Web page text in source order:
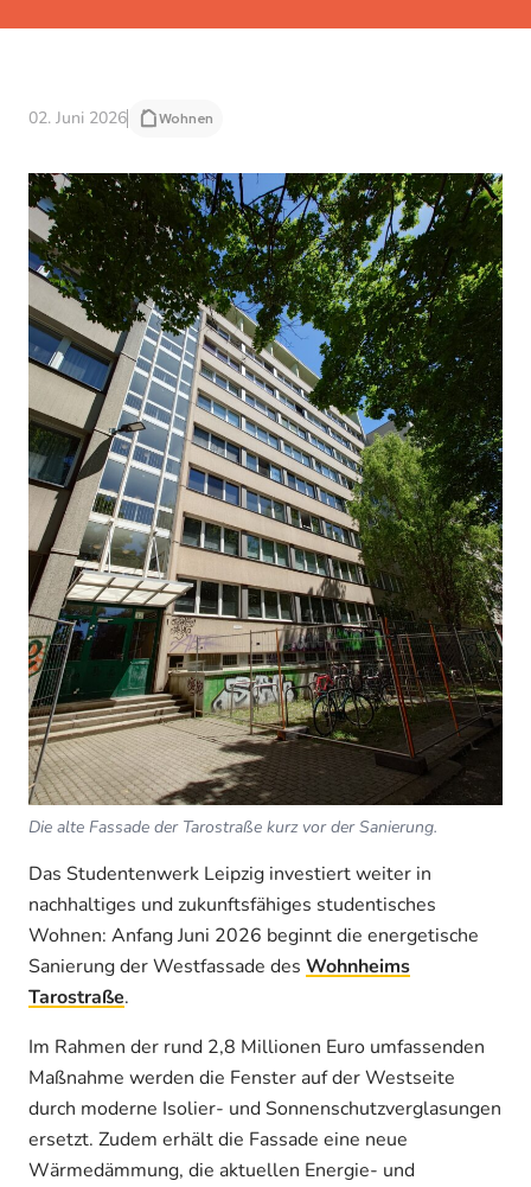
02. Juni 2026 Wohnen
Die alte Fassade der Tarostraße kurz vor der Sanierung.
Das Studentenwerk Leipzig investiert weiter in
nachhaltiges und zukunftsfähiges studentisches
Wohnen: Anfang Juni 2026 beginnt die energetische
Sanierung der Westfassade des Wohnheims
Tarostraße.
Im Rahmen der rund 2,8 Millionen Euro umfassenden
Maßnahme werden die Fenster auf der Westseite
durch moderne Isolier- und Sonnenschutzverglasungen
ersetzt. Zudem erhält die Fassade eine neue
Wärmedämmung, die aktuellen Energie- und